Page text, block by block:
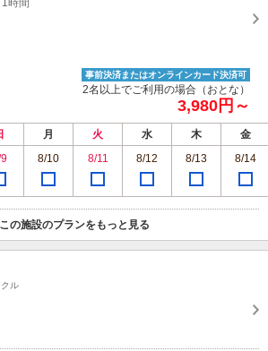
1時間
事前決済またはオンラインカード決済可
2名以上でご利用の場合（おとな）
3,980円～
月 火 水 木
金
8/10 8/11 8/12 8/13 8/14
この施設のプランをもっと見る
ル